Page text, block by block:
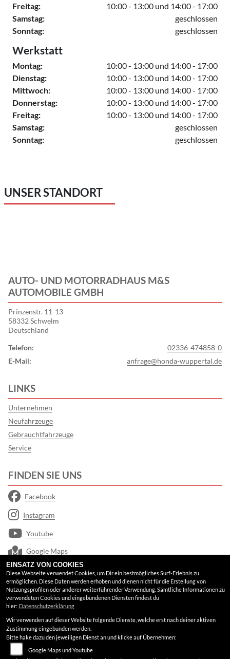
Freitag:
10:00 - 13:00 und 14:00 - 17:00
Samstag:
geschlossen
Sonntag:
geschlossen
Werkstatt
Montag:
10:00 - 13:00 und 14:00 - 17:00
Dienstag:
10:00 - 13:00 und 14:00 - 17:00
Mittwoch:
10:00 - 13:00 und 14:00 - 17:00
Donnerstag:
10:00 - 13:00 und 14:00 - 17:00
Freitag:
10:00 - 13:00 und 14:00 - 17:00
Samstag:
geschlossen
Sonntag:
geschlossen
UNSER STANDORT
AUTO- UND MOTORRADHAUS M&S
AUTOMOBILE GMBH
Prinzenstr. 11-13
58332 Schwelm
Deutschland
Telefon:
02336-474858-0
E-Mail:
anfrage@honda-wuppertal.de
LINKS
Unternehmen
Neufahrzeuge
Gebrauchtfahrzeuge
Service
FINDEN SIE UNS
Facebook
Instagram
Youtube
Google Maps
RECHTLICHES
AGB
Impressum
Datenschutz
EINSATZ VON COOKIES
Diese Webseite verwendet Cookies, um Dir ein bestmögliches Surf-Erlebnis zu
ermöglichen. Diese Daten werden erhoben und dienen nicht für die Erstellung von
Nutzungsprofilen oder anderer weiterführender Verwendung. Sämtliche Informationen zu
verwendeten Cookies und eingebundenen Diensten findest du
hier: Datenschutzerklärung
Wir verwenden auf dieser Website folgende Dienste, welche erst nach deiner aktiven
Zustimmung eingebunden werden.
Bitte hake dazu den jeweiligen Dienst an und klicke auf Übernehmen:
Google Maps und Youtube